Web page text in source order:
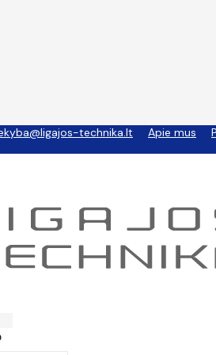
technika.lt Apie mus